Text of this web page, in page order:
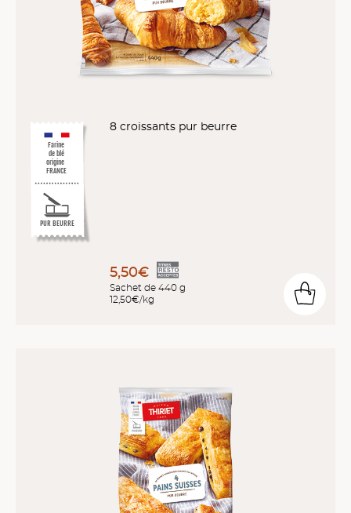
Farine
de blé
origine
FRANCE
PUR BEURRE
8 croissants pur beurre
5,50€
Sachet de 440 g
12,50€/kg